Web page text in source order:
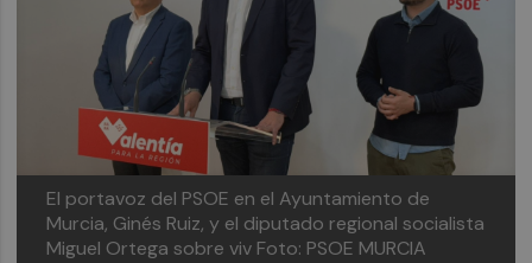
El portavoz del PSOE en el Ayuntamiento de
Murcia, Ginés Ruiz, y el diputado regional socialista
Miguel Ortega sobre viv Foto: PSOE MURCIA